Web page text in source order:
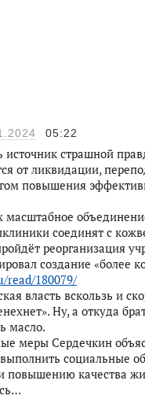
05:22
источник страшной
от ликвидации,
повышения
масштабное
соединят с
реорганизация
создание «более
read/180079/
власть вскользь и
Ну, а откуда
масло.
меры Сердечкин
социальные
повышению качества